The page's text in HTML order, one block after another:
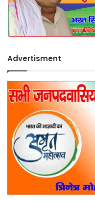
Advertisment